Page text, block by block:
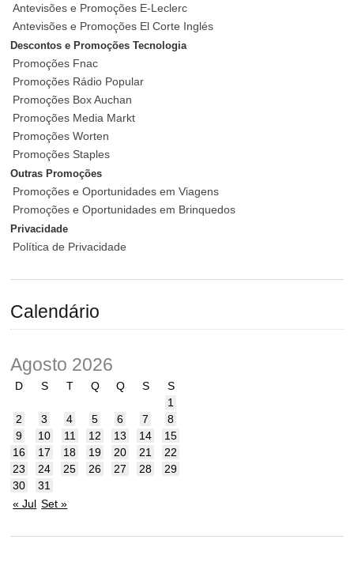
Antevisões e Promoções E-Leclerc
Antevisões e Promoções El Corte Inglés
Descontos e Promoções Tecnologia
Promoções Fnac
Promoções Rádio Popular
Promoções Box Auchan
Promoções Media Markt
Promoções Worten
Promoções Staples
Outras Promoções
Promoções e Oportunidades em Viagens
Promoções e Oportunidades em Brinquedos
Privacidade
Política de Privacidade
Calendário
Agosto 2026
D S T Q Q S
S
1
2
3 4 5 6 7
8
9
10 11 12 13 14
15
16
17 18 19 20 21
22
23
24 25 26 27 28
29
30
31
« Jul Set »